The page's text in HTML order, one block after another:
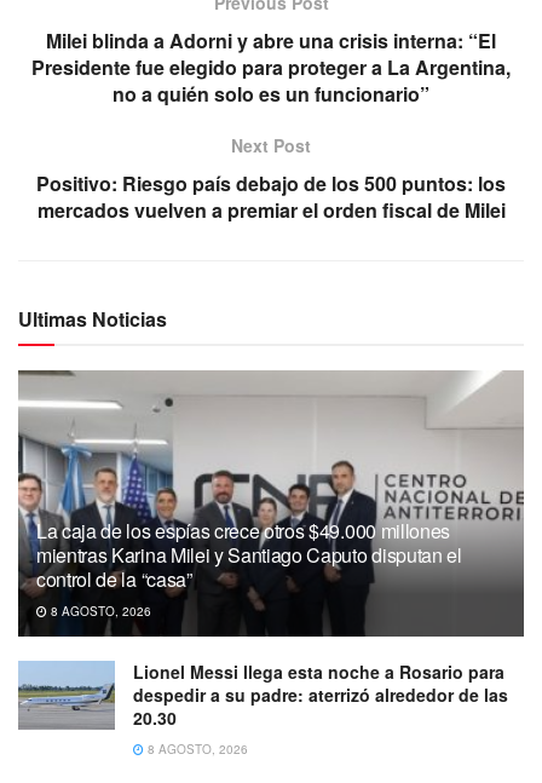
Milei blinda a Adorni y abre una crisis interna: “El
Presidente fue elegido para proteger a La Argentina,
no a quién solo es un funcionario”
Next Post
Positivo: Riesgo país debajo de los 500 puntos: los
mercados vuelven a premiar el orden fiscal de Milei
Ultimas Noticias
La caja de los espías crece otros $49.000 millones
mientras Karina Milei y Santiago Caputo disputan el
control de la “casa”
8 AGOSTO, 2026
Lionel Messi llega esta noche a Rosario para
despedir a su padre: aterrizó alrededor de las
20.30
8 AGOSTO, 2026